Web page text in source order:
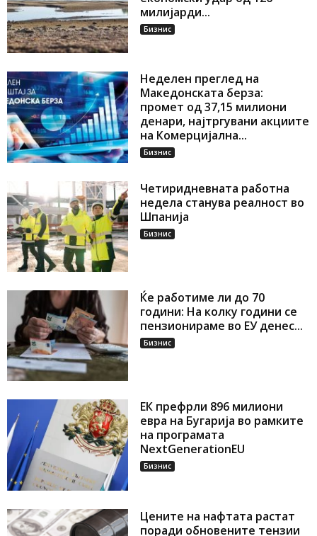
милијарди...
Бизнис
Неделен преглед на
Македонската берза:
промет од 37,15 милиони
денари, најтргувани акциите
на Комерцијална...
Бизнис
Четиридневната работна
недела станува реалност во
Шпанија
Бизнис
Ќе работиме ли до 70
години: На колку години се
пензионираме во ЕУ денес...
Бизнис
ЕК префрли 896 милиони
евра на Бугарија во рамките
на програмата
NextGenerationEU
Бизнис
Цените на нафтата растат
поради обновените тензии